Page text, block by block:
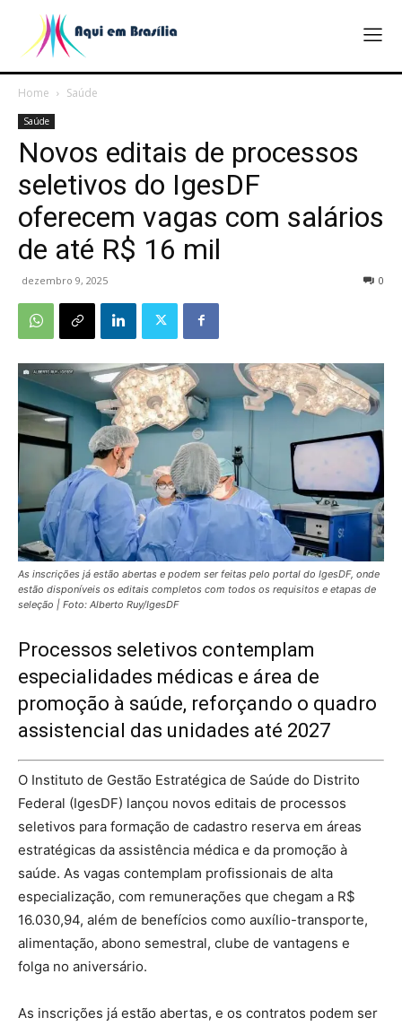
Home Saúde
Saúde
Novos editais de processos
seletivos do IgesDF
oferecem vagas com salários
de até R$ 16 mil
dezembro 9, 2025 0
As inscrições já estão abertas e podem ser feitas pelo portal do IgesDF, onde
estão disponíveis os editais completos com todos os requisitos e etapas de
seleção | Foto: Alberto Ruy/IgesDF
Processos seletivos contemplam
especialidades médicas e área de
promoção à saúde, reforçando o quadro
assistencial das unidades até 2027
O Instituto de Gestão Estratégica de Saúde do Distrito
Federal (IgesDF) lançou novos editais de processos
seletivos para formação de cadastro reserva em áreas
estratégicas da assistência médica e da promoção à
saúde. As vagas contemplam profissionais de alta
especialização, com remunerações que chegam a R$
16.030,94, além de benefícios como auxílio-transporte,
alimentação, abono semestral, clube de vantagens e
folga no aniversário.
As inscrições já estão abertas, e os contratos podem ser